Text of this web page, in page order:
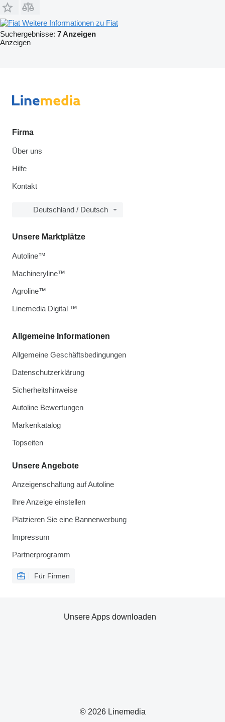
Weitere Informationen zu Fiat
Suchergebnisse: 7 Anzeigen
Anzeigen
Firma
Über uns
Hilfe
Kontakt
Deutschland / Deutsch
Allgemeine Informationen
Allgemeine Geschäftsbedingungen
Datenschutzerklärung
Sicherheitshinweise
Autoline Bewertungen
Markenkatalog
Topseiten
Unsere Angebote
Anzeigenschaltung auf Autoline
Ihre Anzeige einstellen
Platzieren Sie eine Bannerwerbung
Impressum
Partnerprogramm
Für Firmen
Unsere Marktplätze
Autoline™
Machineryline™
Agroline™
Linemedia Digital ™
© 2026 Linemedia
Unsere Apps downloaden